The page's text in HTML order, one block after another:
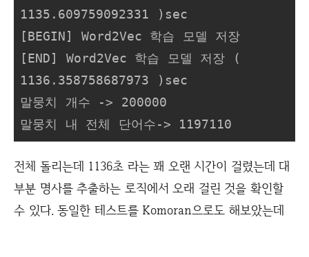
1135.609759092331 )sec
[BEGIN] Word2Vec 학습 모델 저장
[END] Word2Vec 학습 모델 저장 (
1136.358758687973 )sec
말뭉치 개수 -> 200000
말뭉치 내 전체 단어수-> 1197110
전체 돌리는데 1136초 라는 꽤 오랜 시간이 걸렸는데 대
부분 명사를 추출하는 로직에서 오래 걸린 것을 확인할
수 있다. 동일한 테스트를 Komoran으로도 해보았는데